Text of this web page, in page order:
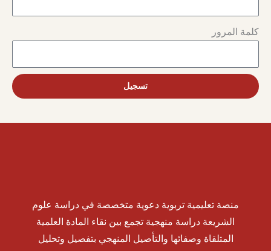
كلمة المرور
تسجيل
منصة تعليمية تربوية دعوية متخصصة في دراسة علوم
الشريعة دراسة منهجية تجمع بين نقاء المادة العلمية
المتلقاة وصفائها والتأصيل المنهجي بتفصيل وتحليل